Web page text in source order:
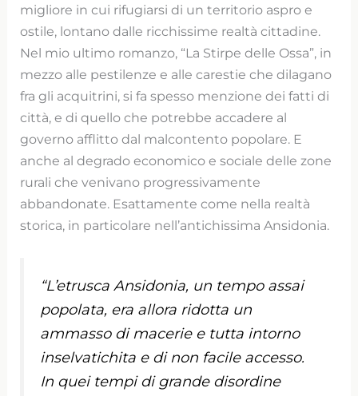
migliore in cui rifugiarsi di un territorio aspro e
ostile, lontano dalle ricchissime realtà cittadine.
Nel mio ultimo romanzo, “La Stirpe delle Ossa”, in
mezzo alle pestilenze e alle carestie che dilagano
fra gli acquitrini, si fa spesso menzione dei fatti di
città, e di quello che potrebbe accadere al
governo afflitto dal malcontento popolare. E
anche al degrado economico e sociale delle zone
rurali che venivano progressivamente
abbandonate. Esattamente come nella realtà
storica, in particolare nell’antichissima Ansidonia.
“L’etrusca Ansidonia, un tempo assai
popolata, era allora ridotta un
ammasso di macerie e tutta intorno
inselvatichita e di non facile accesso.
In quei tempi di grande disordine